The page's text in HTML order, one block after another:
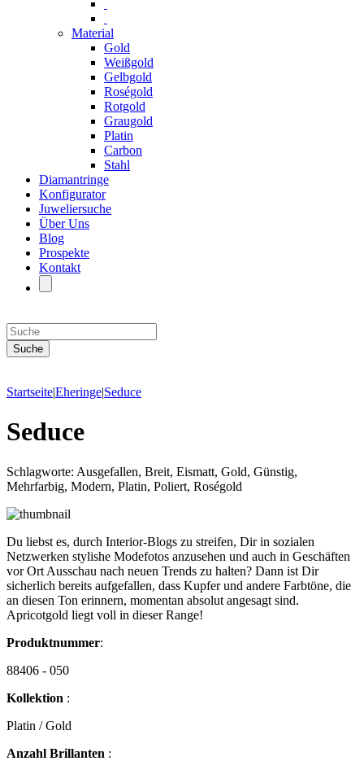
Material
Gold
Weißgold
Gelbgold
Roségold
Rotgold
Graugold
Platin
Carbon
Stahl
Diamantringe
Konfigurator
Juweliersuche
Über Uns
Blog
Prospekte
Kontakt
Startseite|Eheringe|Seduce
Seduce
Schlagworte: Ausgefallen, Breit, Eismatt, Gold, Günstig,
Mehrfarbig, Modern, Platin, Poliert, Roségold
Du liebst es, durch Interior-Blogs zu streifen, Dir in sozialen
Netzwerken stylishe Modefotos anzusehen und auch in Geschäften
vor Ort Ausschau nach neuen Trends zu halten? Dann ist Dir
sicherlich bereits aufgefallen, dass Kupfer und andere Farbtöne, die
an diesen Ton erinnern, momentan absolut angesagt sind.
Apricotgold liegt voll in dieser Range!
Produktnummer:
88406 - 050
Kollektion :
Platin / Gold
Anzahl Brillanten :